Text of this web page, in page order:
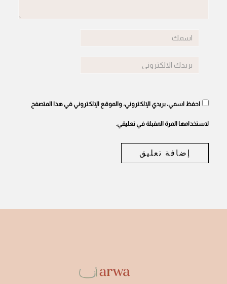
احفظ اسمي، بريدي الإلكتروني، والموقع الإلكتروني في هذا المتصفح
لاستخدامها المرة المقبلة في تعليقي.